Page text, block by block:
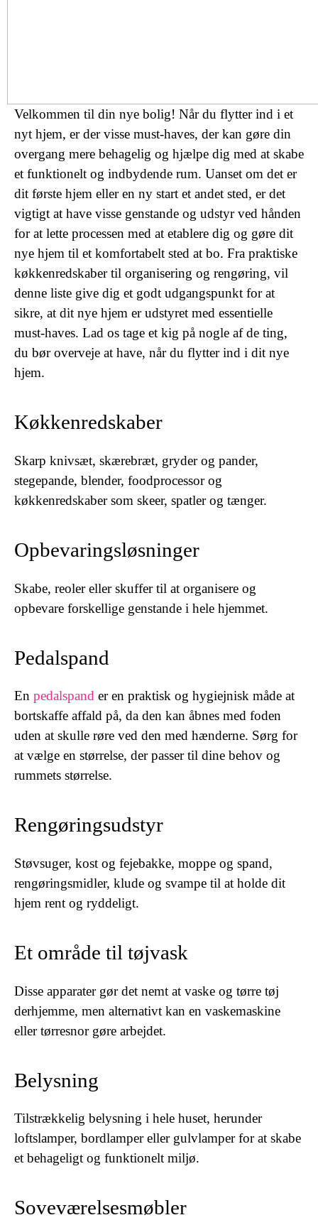
Velkommen til din nye bolig! Når du flytter ind i et
nyt hjem, er der visse must-haves, der kan gøre din
overgang mere behagelig og hjælpe dig med at skabe
et funktionelt og indbydende rum. Uanset om det er
dit første hjem eller en ny start et andet sted, er det
vigtigt at have visse genstande og udstyr ved hånden
for at lette processen med at etablere dig og gøre dit
nye hjem til et komfortabelt sted at bo. Fra praktiske
køkkenredskaber til organisering og rengøring, vil
denne liste give dig et godt udgangspunkt for at
sikre, at dit nye hjem er udstyret med essentielle
must-haves. Lad os tage et kig på nogle af de ting,
du bør overveje at have, når du flytter ind i dit nye
hjem.
Køkkenredskaber
Skarp knivsæt, skærebræt, gryder og pander,
stegepande, blender, foodprocessor og
køkkenredskaber som skeer, spatler og tænger.
Opbevaringsløsninger
Skabe, reoler eller skuffer til at organisere og
opbevare forskellige genstande i hele hjemmet.
Pedalspand
En pedalspand er en praktisk og hygiejnisk måde at
bortskaffe affald på, da den kan åbnes med foden
uden at skulle røre ved den med hænderne. Sørg for
at vælge en størrelse, der passer til dine behov og
rummets størrelse.
Rengøringsudstyr
Støvsuger, kost og fejebakke, moppe og spand,
rengøringsmidler, klude og svampe til at holde dit
hjem rent og ryddeligt.
Et område til tøjvask
Disse apparater gør det nemt at vaske og tørre tøj
derhjemme, men alternativt kan en vaskemaskine
eller tørresnor gøre arbejdet.
Belysning
Tilstrækkelig belysning i hele huset, herunder
loftslamper, bordlamper eller gulvlamper for at skabe
et behageligt og funktionelt miljø.
Soveværelsesmøbler